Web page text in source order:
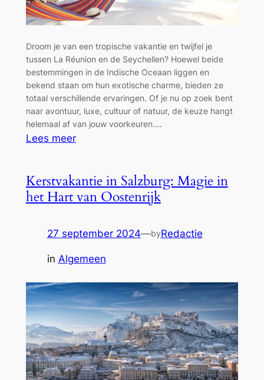
Droom je van een tropische vakantie en twijfel je
tussen La Réunion en de Seychellen? Hoewel beide
bestemmingen in de Indische Oceaan liggen en
bekend staan om hun exotische charme, bieden ze
totaal verschillende ervaringen. Of je nu op zoek bent
naar avontuur, luxe, cultuur of natuur, de keuze hangt
helemaal af van jouw voorkeuren.…
Lees meer:
bestemming
past
jou:
of
Seychellen?
Kerstvakantie in Salzburg: Magie in
het Hart van Oostenrijk
27 september 2024—byRedactie
in Algemeen